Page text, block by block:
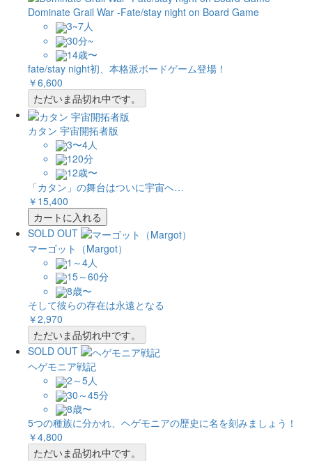
Dominate Grail War -Fate/stay night on Board Game
3~7人
30分~
14歳〜
fate/stay night初、本格派ボードゲーム登場！
￥6,600
ただいま品切れ中です。
カタン 宇宙開拓者版
3〜4人
120分
12歳〜
「カタン」の舞台はついに宇宙へ…
￥15,400
カートに入れる
SOLD OUT
マーゴット（Margot）
1～4人
15～60分
8歳〜
そして彼らの存在は永遠となる
￥2,970
ただいま品切れ中です。
SOLD OUT
ヘゲモニア戦記
2～5人
30～45分
8歳〜
5つの種族に分かれ、ヘゲモニアの歴史に名を刻みましょう！
￥4,800
ただいま品切れ中です。